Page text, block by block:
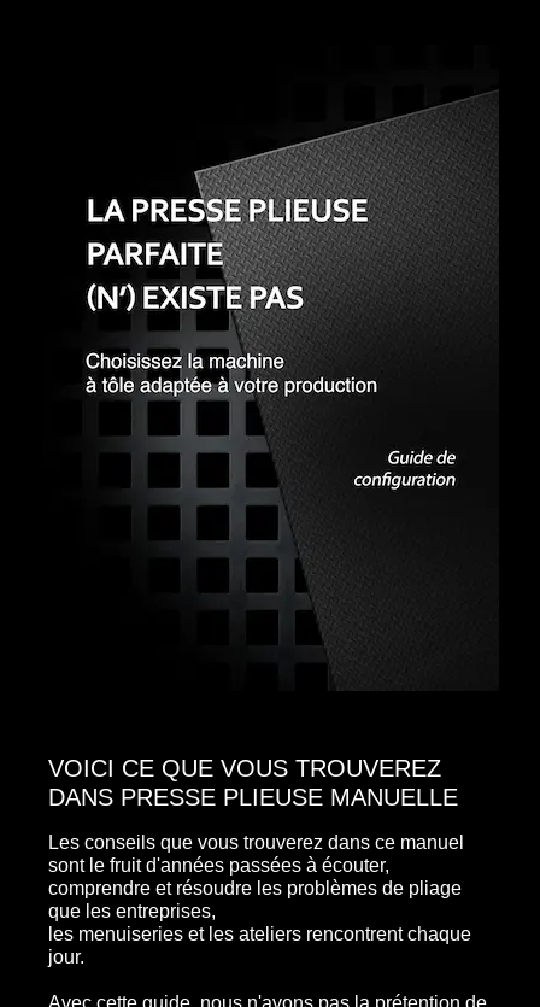
VOICI CE QUE VOUS TROUVEREZ
DANS PRESSE PLIEUSE MANUELLE
Les conseils que vous trouverez dans ce manuel
sont le fruit d'années passées à écouter,
comprendre et résoudre les problèmes de pliage
que les entreprises,
les menuiseries et les ateliers rencontrent chaque
jour.
Avec cette guide, nous n'avons pas la prétention de